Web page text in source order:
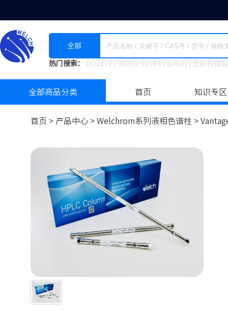
全部
热门搜索： DO2172 00201-31043 金刚石 金刚石镀
全部商品分类 首页 知识专区
首页 > 产品中心 > Welchrom系列液相色谱柱 >